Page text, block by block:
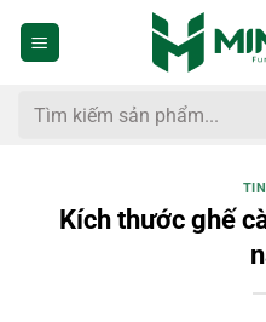
dung
Tìm
Kích thước ghế